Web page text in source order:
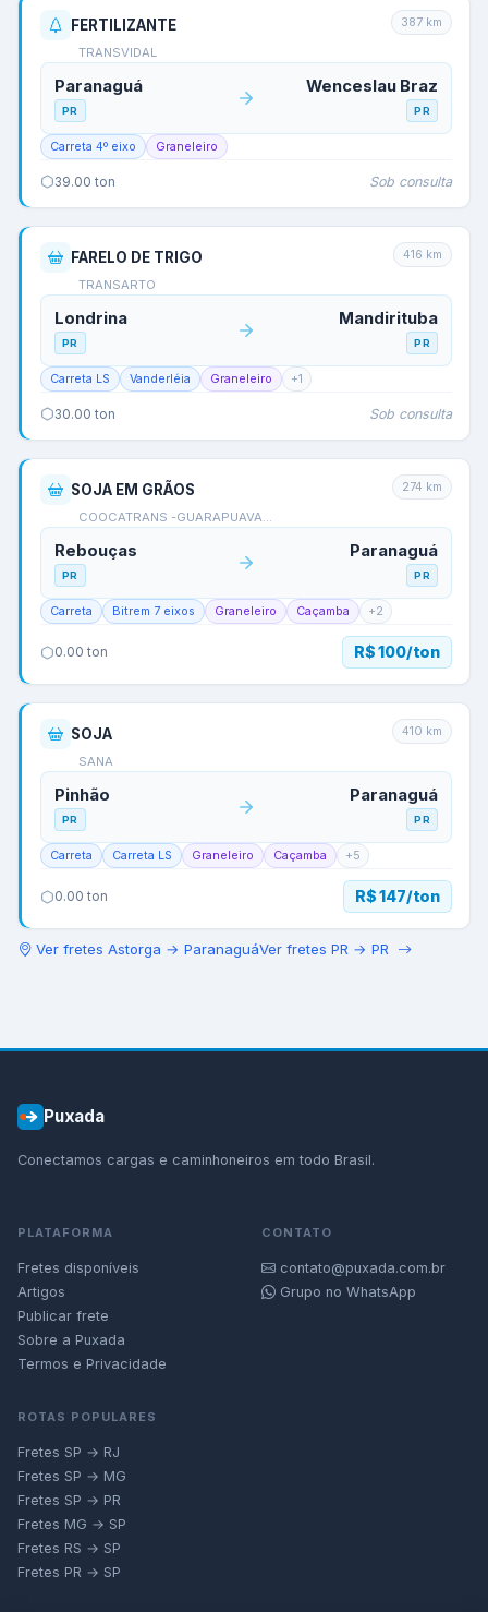
FERTILIZANTE
TRANSVIDAL
387 km
Paranaguá
PR
Wenceslau Braz
PR
Carreta 4º eixo Graneleiro
39.00 ton Sob consulta
FARELO DE TRIGO
TRANSARTO
416 km
Londrina
PR
Mandirituba
PR
Carreta LS Vanderléia Graneleiro +1
30.00 ton Sob consulta
SOJA EM GRÃOS
COOCATRANS -GUARAPUAVA…
274 km
Rebouças
PR
Paranaguá
PR
Carreta Bitrem 7 eixos Graneleiro Caçamba +2
0.00 ton R$ 100/ton
SOJA
SANA
410 km
Pinhão
PR
Paranaguá
PR
Carreta Carreta LS Graneleiro Caçamba +5
0.00 ton R$ 147/ton
Ver fretes Astorga → ParanaguáVer fretes PR → PR
Puxada
Conectamos cargas e caminhoneiros em todo Brasil.
PLATAFORMA
Fretes disponíveis
Artigos
Publicar frete
Sobre a Puxada
Termos e Privacidade
CONTATO
contato@puxada.com.br
Grupo no WhatsApp
ROTAS POPULARES
Fretes SP → RJ
Fretes SP → MG
Fretes SP → PR
Fretes MG → SP
Fretes RS → SP
Fretes PR → SP